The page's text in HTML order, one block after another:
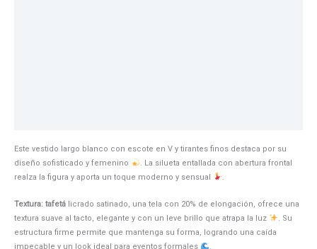
Este vestido largo blanco con escote en V y tirantes finos destaca por su
diseño sofisticado y femenino
. La silueta entallada con abertura frontal
realza la figura y aporta un toque moderno y sensual
.
Textura: tafetá licrado satinado, una tela con 20% de elongación, ofrece una
textura suave al tacto, elegante y con un leve brillo que atrapa la luz
. Su
estructura firme permite que mantenga su forma, logrando una caída
impecable y un look ideal para eventos formales
.